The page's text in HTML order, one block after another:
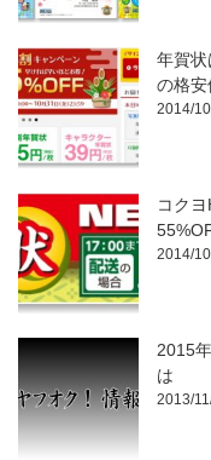
年賀
の格安
2014/
コク
2014/
2015
は
2013/